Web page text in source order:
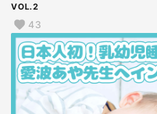
VOL.2
43